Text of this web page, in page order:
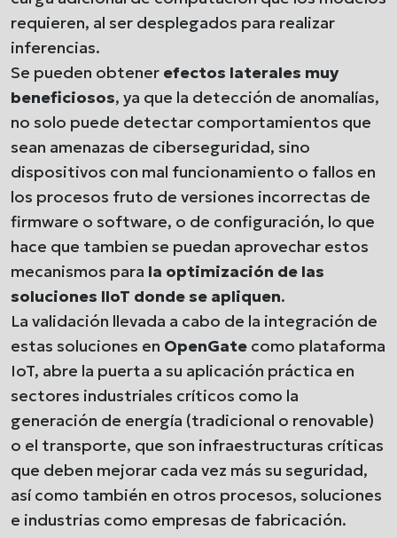
requieren, al ser desplegados para realizar
inferencias.
Se pueden obtener efectos laterales muy
beneficiosos, ya que la detección de anomalías,
no solo puede detectar comportamientos que
sean amenazas de ciberseguridad, sino
dispositivos con mal funcionamiento o fallos en
los procesos fruto de versiones incorrectas de
firmware o software, o de configuración, lo que
hace que tambien se puedan aprovechar estos
mecanismos para la optimización de las
soluciones IIoT donde se apliquen.
La validación llevada a cabo de la integración de
estas soluciones en OpenGate como plataforma
IoT, abre la puerta a su aplicación práctica en
sectores industriales críticos como la
generación de energía (tradicional o renovable)
o el transporte, que son infraestructuras críticas
que deben mejorar cada vez más su seguridad,
así como también en otros procesos, soluciones
e industrias como empresas de fabricación.